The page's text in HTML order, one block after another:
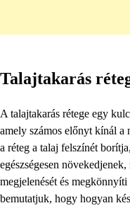
Talajtakarás
A talajtakarás rétege egy
amely számos előnyt kínál a
a réteg a talaj felszínét
egészségesen
megjelenését és
bemutatjuk, hogy hogyan